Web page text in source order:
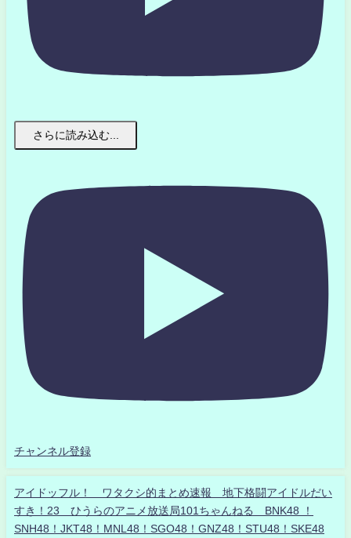
さらに読み込む...
チャンネル登録
アイドッフル！ ワタクシ的まとめ速報 地下格闘アイドルだい
すき！23 ひうらのアニメ放送局101ちゃんねる BNK48 ！
SNH48！JKT48！MNL48！SGO48！GNZ48！STU48！SKE48